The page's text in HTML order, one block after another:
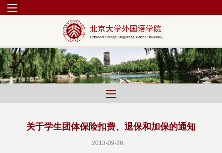
关于学生团体保险扣费、退保和加保的通知
2013-09-26